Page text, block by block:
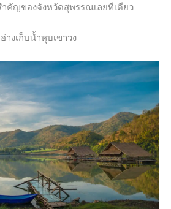
คัญของจังหวัดสุพรรณเลยทีเดียว
างเก็บน้ำหุบเขาวง